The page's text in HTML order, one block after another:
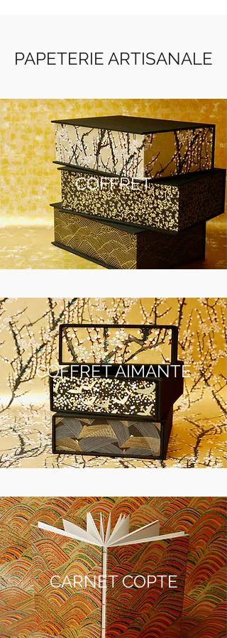
PAPETERIE ARTISANALE
COFFRET
COFFRET AIMANTÉ
CARNET COPTE